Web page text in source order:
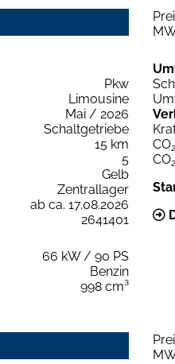
Pkw
Limousine
Mai / 2026
Schaltgetriebe
15 km
5
Gelb
Zentrallager
ab ca. 17.08.2026
2641401
66 kW / 90 PS
Benzin
998 cm³
CO2
CO2